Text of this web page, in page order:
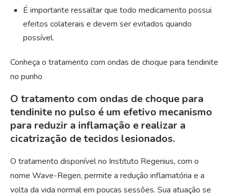
É importante ressaltar que todo medicamento possui
efeitos colaterais e devem ser evitados quando
possível.
Conheça o tratamento com ondas de choque para tendinite
no punho
O tratamento com ondas de choque para
tendinite no pulso é um efetivo mecanismo
para reduzir a inflamação e realizar a
cicatrização de tecidos lesionados.
O tratamento disponível no Instituto Regenius, com o
nome Wave-Regen, permite a redução inflamatória e a
volta da vida normal em poucas sessões. Sua atuação se